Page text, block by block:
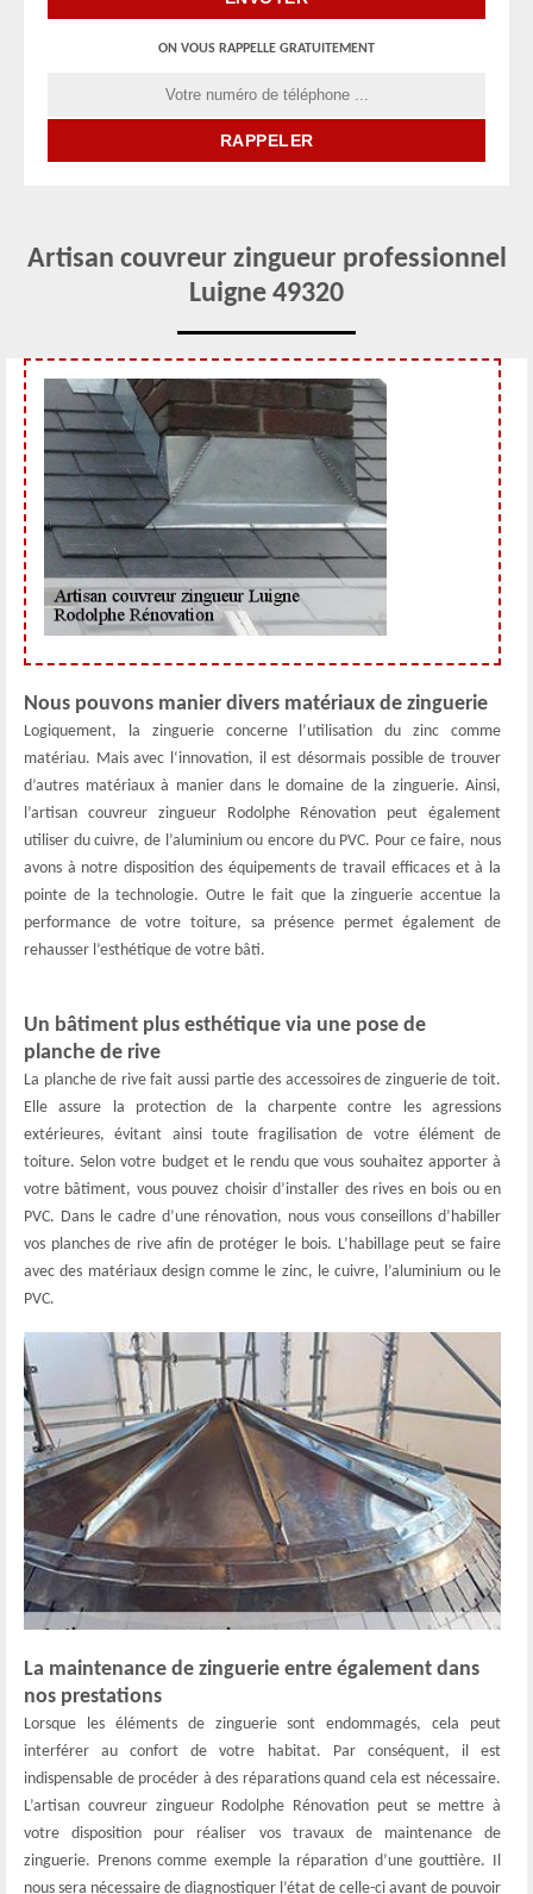
ON VOUS RAPPELLE GRATUITEMENT
Artisan couvreur zingueur professionnel
Luigne 49320
Nous pouvons manier divers matériaux de zinguerie
Logiquement, la zinguerie concerne l’utilisation du zinc comme
matériau. Mais avec l‘innovation, il est désormais possible de trouver
d’autres matériaux à manier dans le domaine de la zinguerie. Ainsi,
l’artisan couvreur zingueur Rodolphe Rénovation peut également
utiliser du cuivre, de l’aluminium ou encore du PVC. Pour ce faire, nous
avons à notre disposition des équipements de travail efficaces et à la
pointe de la technologie. Outre le fait que la zinguerie accentue la
performance de votre toiture, sa présence permet également de
rehausser l’esthétique de votre bâti.
Un bâtiment plus esthétique via une pose de
planche de rive
La planche de rive fait aussi partie des accessoires de zinguerie de toit.
Elle assure la protection de la charpente contre les agressions
extérieures, évitant ainsi toute fragilisation de votre élément de
toiture. Selon votre budget et le rendu que vous souhaitez apporter à
votre bâtiment, vous pouvez choisir d’installer des rives en bois ou en
PVC. Dans le cadre d’une rénovation, nous vous conseillons d’habiller
vos planches de rive afin de protéger le bois. L’habillage peut se faire
avec des matériaux design comme le zinc, le cuivre, l’aluminium ou le
PVC.
La maintenance de zinguerie entre également dans
nos prestations
Lorsque les éléments de zinguerie sont endommagés, cela peut
interférer au confort de votre habitat. Par conséquent, il est
indispensable de procéder à des réparations quand cela est nécessaire.
L’artisan couvreur zingueur Rodolphe Rénovation peut se mettre à
votre disposition pour réaliser vos travaux de maintenance de
zinguerie. Prenons comme exemple la réparation d’une gouttière. Il
nous sera nécessaire de diagnostiquer l’état de celle-ci avant de pouvoir